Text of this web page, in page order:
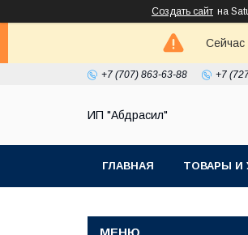
Создать сайт на
Сейчас
+7 (707) 863-63-88 +7
ИП "Абдрасил"
ГЛАВНАЯ ТОВАРЫ И